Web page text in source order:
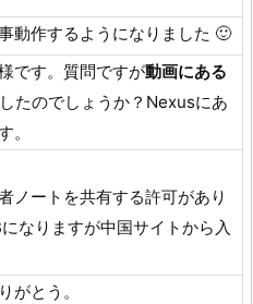
動作するようになりました 🙂
です。質問ですが動画にある
たのでしょうか？Nexusにあ
。
ノートを共有する許可があり
なりますが中国サイトから入
がとう。